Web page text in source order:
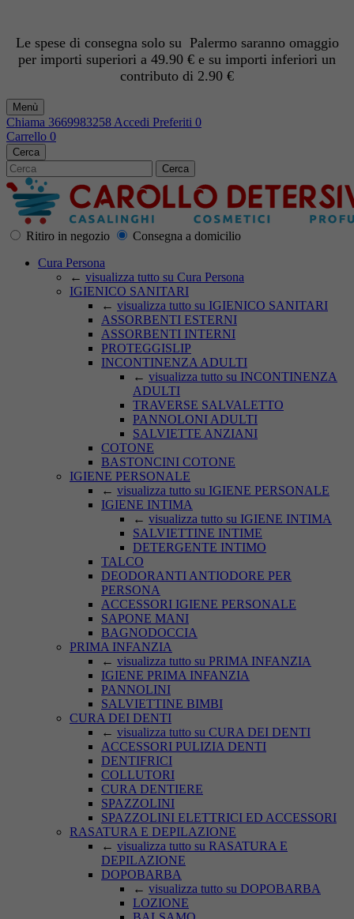
Le spese di consegna solo su Palermo saranno omaggio
per importi superiori a 49.90 € e su importi inferiori un
contributo di 2.90 €
Menù
Chiama 3669983258 Accedi Preferiti 0
Carrello 0
Cerca
Cerca
Ritiro in negozio
Consegna a domicilio
Cura Persona
← visualizza tutto su Cura Persona
IGIENICO SANITARI
← visualizza tutto su IGIENICO SANITARI
ASSORBENTI ESTERNI
ASSORBENTI INTERNI
PROTEGGISLIP
INCONTINENZA ADULTI
← visualizza tutto su INCONTINENZA
ADULTI
TRAVERSE SALVALETTO
PANNOLONI ADULTI
SALVIETTE ANZIANI
COTONE
BASTONCINI COTONE
IGIENE PERSONALE
← visualizza tutto su IGIENE PERSONALE
IGIENE INTIMA
← visualizza tutto su IGIENE INTIMA
SALVIETTINE INTIME
DETERGENTE INTIMO
TALCO
DEODORANTI ANTIODORE PER
PERSONA
ACCESSORI IGIENE PERSONALE
SAPONE MANI
BAGNODOCCIA
PRIMA INFANZIA
← visualizza tutto su PRIMA INFANZIA
IGIENE PRIMA INFANZIA
PANNOLINI
SALVIETTINE BIMBI
CURA DEI DENTI
← visualizza tutto su CURA DEI DENTI
ACCESSORI PULIZIA DENTI
DENTIFRICI
COLLUTORI
CURA DENTIERE
SPAZZOLINI
SPAZZOLINI ELETTRICI ED ACCESSORI
RASATURA E DEPILAZIONE
← visualizza tutto su RASATURA E
DEPILAZIONE
DOPOBARBA
← visualizza tutto su DOPOBARBA
LOZIONE